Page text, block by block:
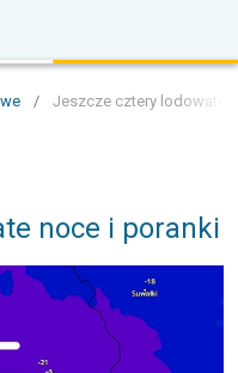
/ Jeszcze cztery lodowate
noce i poranki